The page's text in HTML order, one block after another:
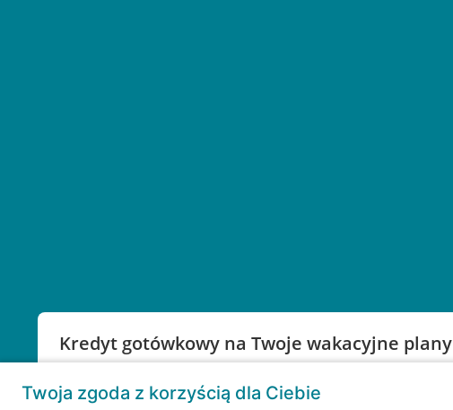
Kredyt gotówkowy na Twoje wakacyjne plany
RRSO: 9,6%
Twoja zgoda z korzyścią dla Ciebie